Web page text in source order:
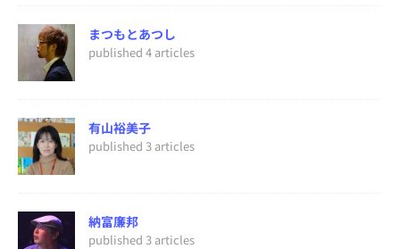
まつもとあつし
published 4 articles
有山裕美子
published 3 articles
納富廉邦
published 3 articles